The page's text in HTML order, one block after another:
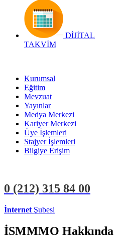
DİJİTAL
TAKVİM
Kurumsal
Eğitim
Mevzuat
Yayınlar
Medya Merkezi
Kariyer Merkezi
Üye İşlemleri
Stajyer İşlemleri
Bilgiye Erişim
0 (212) 315 84 00
İnternet Şubesi
İSMMMO Hakkında